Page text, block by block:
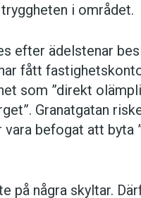
i området.
efter ädelstenar
fått
som ”direkt
Granatgatan
befogat att byta
på några skyltar.